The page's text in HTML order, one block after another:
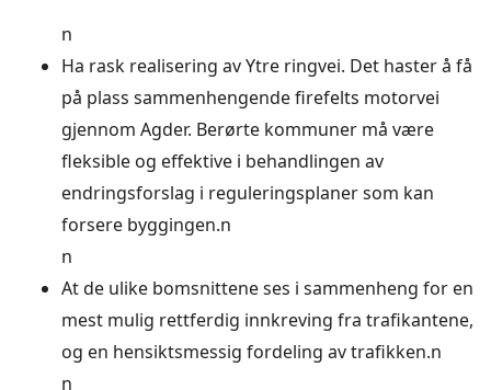
n
Ha rask realisering av Ytre ringvei. Det haster å få
på plass sammenhengende firefelts motorvei
gjennom Agder. Berørte kommuner må være
fleksible og effektive i behandlingen av
endringsforslag i reguleringsplaner som kan
forsere byggingen.n
n
At de ulike bomsnittene ses i sammenheng for en
mest mulig rettferdig innkreving fra trafikantene,
og en hensiktsmessig fordeling av trafikken.n
n